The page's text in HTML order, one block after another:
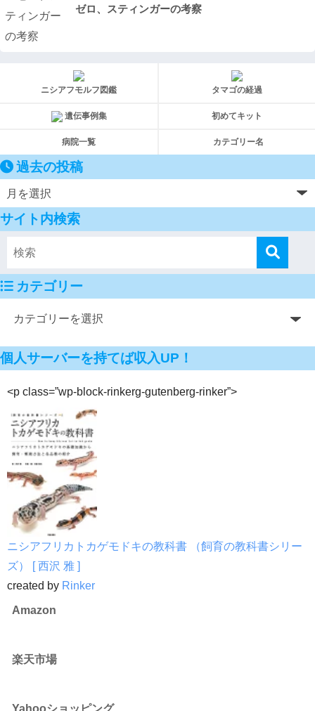
ゼロ、スティンガーの考察
ニシアフモルフ図鑑 タマゴの経過
遺伝事例集 初めてキット
病院一覧 カテゴリー名
過去の投稿
サイト内検索
カテゴリー
個人サーバーを持てば収入UP！
<p class=”wp-block-rinkerg-gutenberg-rinker”>
ニシアフリカトカゲモドキの教科書 （飼育の教科書シリー
ズ） [ 西沢 雅 ]
created by Rinker
Amazon
楽天市場